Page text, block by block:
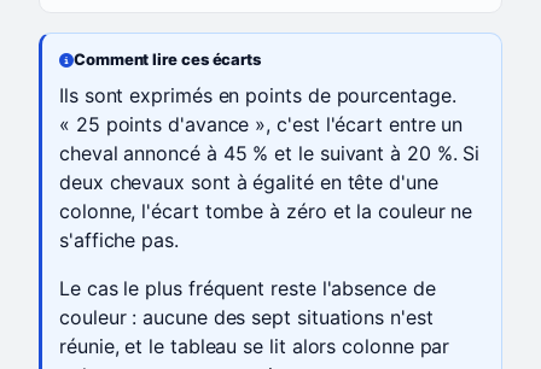
Comment lire ces écarts
Ils sont exprimés en points de pourcentage.
« 25 points d'avance », c'est l'écart entre un
cheval annoncé à 45 % et le suivant à 20 %. Si
deux chevaux sont à égalité en tête d'une
colonne, l'écart tombe à zéro et la couleur ne
s'affiche pas.
Le cas le plus fréquent reste l'absence de
couleur : aucune des sept situations n'est
réunie, et le tableau se lit alors colonne par